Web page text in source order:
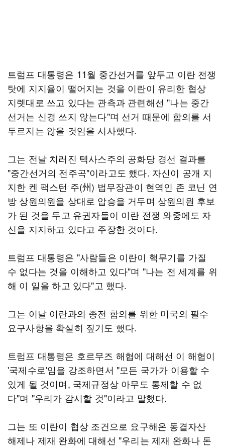
트럼프 대통령은 11월 중간선거를 앞두고 이란 전쟁
탓에 지지율이 떨어지는 것을 이란이 유리한 협상
지렛대로 쓰고 있다는 관측과 관련해선 "나는 중간
선거는 신경 쓰지 않는다"며 선거 때문에 합의를 서
두르지는 않을 것임을 시사했다.
그는 전날 치러진 텍사스주의 공화당 경선 결과를
"중간선거의 전주곡"이라고도 했다. 자신이 공개 지
지한 켄 팩스턴 주(州) 법무장관이 현역인 존 코닌 연
방 상원의원을 상대로 압승을 거두며 상원의원 후보
가 된 것을 두고 유권자들이 이란 전쟁 와중에도 자
신을 지지하고 있다고 주장한 것이다.
트럼프 대통령은 "사람들은 이란이 핵무기를 가질
수 없다는 것을 이해하고 있다"며 "나는 전 세계를 위
해 이 일을 하고 있다"고 했다.
그는 이날 이란과의 종전 합의를 위한 미국의 필수
요구사항을 확실히 짚기도 했다.
트럼프 대통령은 호르무즈 해협에 대해선 이 해협이
'국제수로'임을 강조하면서 "모든 국가가 이용할 수
있게 될 것이며, 국제규정상 아무도 통제할 수 없
다"며 "우리가 감시할 것"이라고 말했다.
그는 또 이란이 협상 조건으로 요구해온 동결자산
해제나 제재 완화에 대해선 "우리는 제재 완화나 돈